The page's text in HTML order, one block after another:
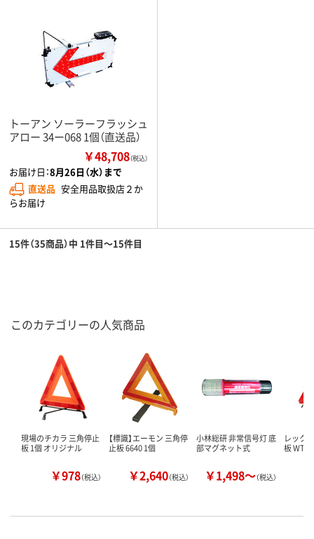
トーアン ソーラーフラッシュ
アロー 34ー068 1個（直送品）
￥48,708（税込）
お届け日：8月26日（水）まで
直送品 安全用品取扱店２か
らお届け
15件（35商品）中 1件目～15件目
このカテゴリーの人気商品
現場のチカラ 三角停止
板 1個 オリジナル
￥978（税込）
【標識】エーモン 三角停
止板 6640 1個
￥2,640（税込）
小林総研 非常信号灯 底
部マグネット式
￥1,498～（税込）
レック
板 WT-